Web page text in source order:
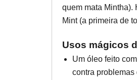
quem mata Mintha).
Mint (a primeira de
Usos mágicos
Um óleo feito com
contra problemas